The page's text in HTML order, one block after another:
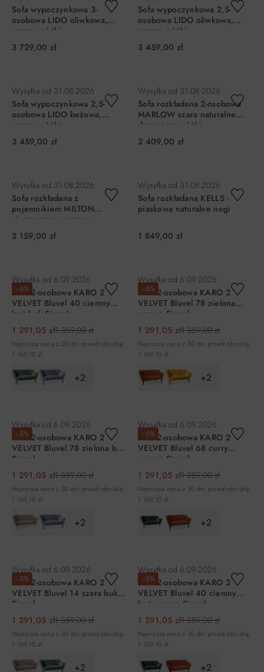
Sofa wypoczynkowa 3-
osobowa LIDO oliwkowa,
czarne nóżki
3 729,00 zł
Sofa wypoczynkowa 2,5-
osobowa LIDO oliwkowa,
czarne nóżki
3 459,00 zł
Wysyłka od 31.08.2026
Sofa wypoczynkowa 2,5-
osobowa LIDO beżowa,
czarne nóżki
3 459,00 zł
Wysyłka od 31.08.2026
Sofa rozkładana 2-osobowa
MARLOW szara naturalne
drewniane nóżki
2 409,00 zł
Wysyłka od 31.08.2026
Sofa rozkładana z
pojemnikiem MILTON
ciemnoszara, czarne
drewniane nóżki
2 159,00 zł
Wysyłka od 31.08.2026
Sofa rozkładana KELLS -
piaskowa naturalne nogi
1 849,00 zł
−5%
Wysyłka od 6.09.2026
Sofa 2-osobowa KARO 2
VELVET Bluvel 40 ciemny
beż buk Signal
1 291,05 zł1 359,00 zł
Najniższa cena z 30 dni przed obniżką:
1 169,10 zł
+2
−5%
Wysyłka od 6.09.2026
Sofa 2-osobowa KARO 2
VELVET Bluvel 78 zielona
wenge Signal
1 291,05 zł1 359,00 zł
Najniższa cena z 30 dni przed obniżką:
1 169,10 zł
+2
−5%
Wysyłka od 6.09.2026
Sofa 2-osobowa KARO 2
VELVET Bluvel 78 zielona buk
Signal
1 291,05 zł1 359,00 zł
Najniższa cena z 30 dni przed obniżką:
1 169,10 zł
+2
−5%
Wysyłka od 6.09.2026
Sofa 2-osobowa KARO 2
VELVET Bluvel 68 curry
wenge Signal
1 291,05 zł1 359,00 zł
Najniższa cena z 30 dni przed obniżką:
1 169,10 zł
+2
−5%
Wysyłka od 6.09.2026
Sofa 2-osobowa KARO 2
VELVET Bluvel 14 szara buk
Signal
1 291,05 zł1 359,00 zł
Najniższa cena z 30 dni przed obniżką:
1 169,10 zł
+2
−5%
Wysyłka od 6.09.2026
Sofa 2-osobowa KARO 2
VELVET Bluvel 40 ciemny
beż wenge Signal
1 291,05 zł1 359,00 zł
Najniższa cena z 30 dni przed obniżką:
1 169,10 zł
+2